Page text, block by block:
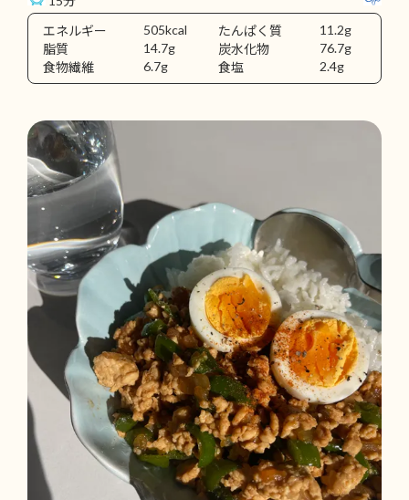
エネルギー
505kcal たんぱく質
11.2g
脂質
14.7g 炭水化物
76.7g
食物繊維
6.7g 食塩 2.4g